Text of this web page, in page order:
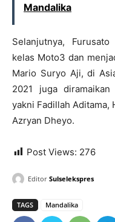
Mandalika
Selanjutnya,
kelas Moto3 dan
Mario Suryo Aji, di
2021 juga
yakni Fadillah Aditama,
Azryan Dheyo.
Post Views: 276
Editor Sulselekspres
TAGS Mandalika